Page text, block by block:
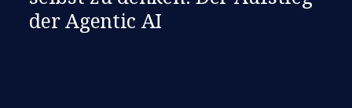
der Agentic AI